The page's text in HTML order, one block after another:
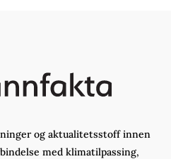
og aktualitetsstoff innen
med klimatilpassing,